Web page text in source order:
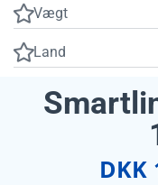
Vægt
Land
DKK